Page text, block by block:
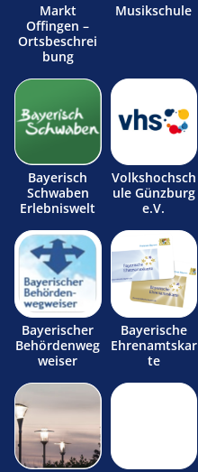
Markt
Offingen –
Ortsbeschrei
bung
Musikschule
Bayerisch
Schwaben
Erlebniswelt
Volkshochsch
ule Günzburg
e.V.
Bayerischer
Behördenweg
weiser
Bayerische
Ehrenamtskar
te